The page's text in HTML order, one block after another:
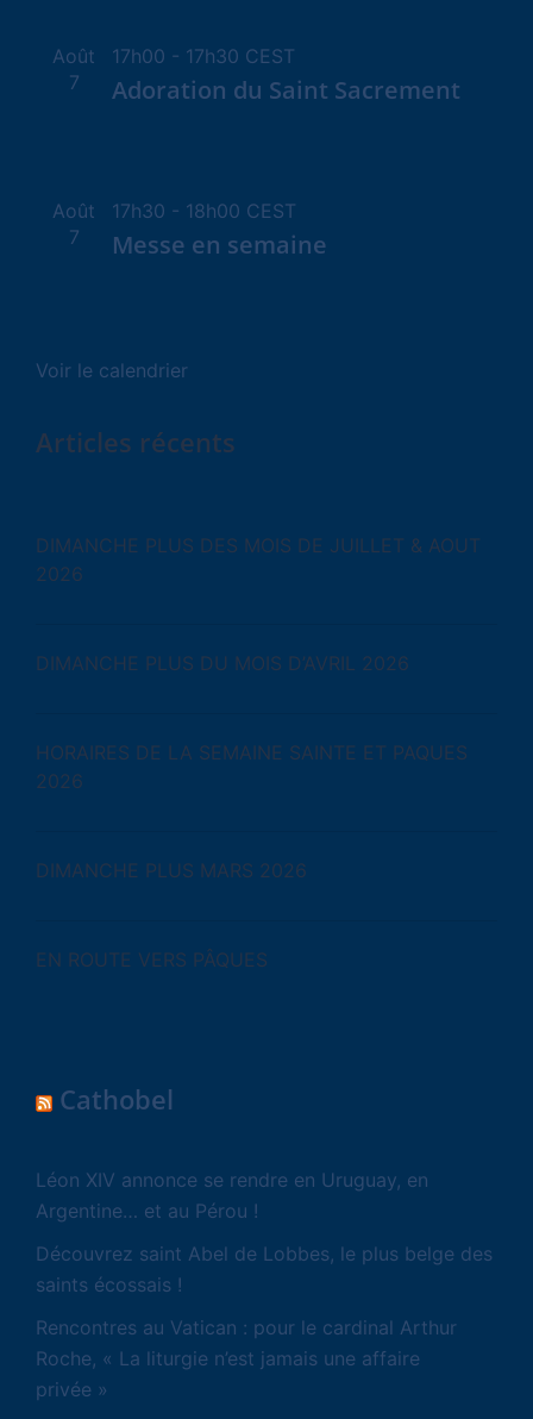
Août
7
17h00 - 17h30 CEST
Adoration du Saint Sacrement
Août
7
17h30 - 18h00 CEST
Messe en semaine
Voir le calendrier
Articles récents
DIMANCHE PLUS DES MOIS DE JUILLET & AOUT
2026
DIMANCHE PLUS DU MOIS D’AVRIL 2026
HORAIRES DE LA SEMAINE SAINTE ET PAQUES
2026
DIMANCHE PLUS MARS 2026
EN ROUTE VERS PÂQUES
Cathobel
Léon XIV annonce se rendre en Uruguay, en
Argentine… et au Pérou !
Découvrez saint Abel de Lobbes, le plus belge des
saints écossais !
Rencontres au Vatican : pour le cardinal Arthur
Roche, « La liturgie n’est jamais une affaire
privée »